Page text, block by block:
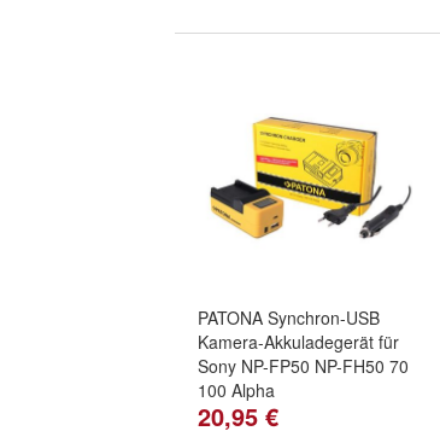
PATONA Synchron-USB
Kamera-Akkuladegerät für
Sony NP-FP50 NP-FH50 70
100 Alpha
20,95 €